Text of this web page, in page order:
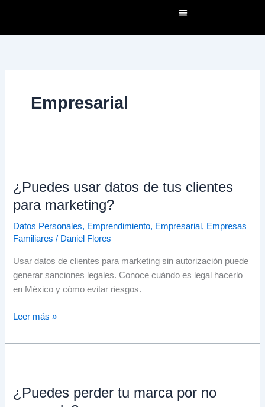
contenido
Empresarial
¿Puedes usar datos de tus clientes
para marketing?
Datos Personales, Emprendimiento, Empresarial, Empresas
Familiares / Daniel Flores
Usar datos de clientes para marketing sin autorización puede
generar sanciones legales. Conoce cuándo es legal hacerlo
en México y cómo evitar riesgos.
datos
de
tus
clientes
para
marketing?
Leer más »
¿Puedes perder tu marca por no
tu